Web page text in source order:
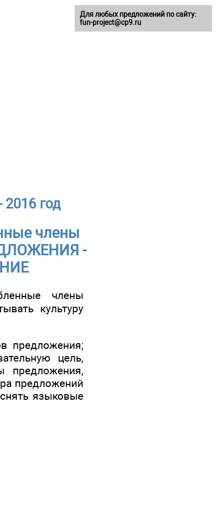
год
члены
-
члены
культуру
предложения;
цель,
предложения,
предложений
языковые
Для любых предложений по сайту:
fun-project@cp9.ru